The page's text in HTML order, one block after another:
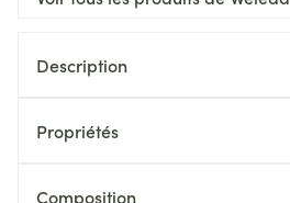
Description
Propriétés
Composition